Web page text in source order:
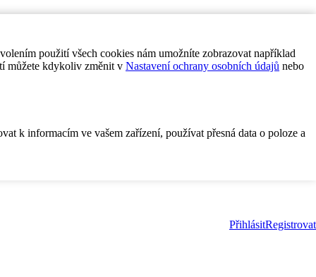
použití všech cookies nám umožníte zobrazovat například
můžete kdykoliv změnit v Nastavení ochrany osobních údajů nebo
k informacím ve vašem zařízení, používat přesná data o poloze a
PřihlásitRegistrovat